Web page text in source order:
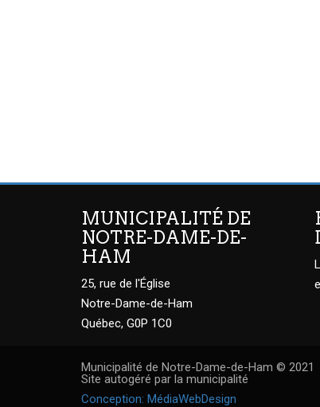
MUNICIPALITÉ DE
NOTRE-DAME-DE-
HAM
25, rue de l'Église
Notre-Dame-de-Ham
Québec, G0P 1C0
Municipalité de Notre-Dame-de-Ham © 2021
Site autogéré par la municipalité
Conception: MédiaWebDesign